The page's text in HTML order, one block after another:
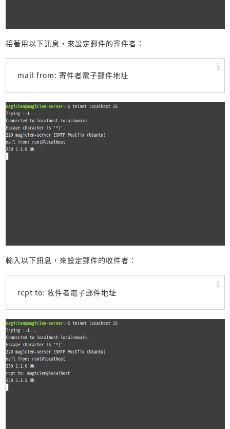
接著用以下訊息，來設定郵件的寄件者：
mail from: 寄件者電子郵件地址
輸入以下訊息，來設定郵件的收件者：
rcpt to: 收件者電子郵件地址